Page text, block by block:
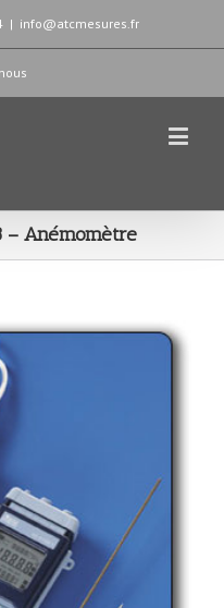
| info@atcmesures.fr
– Anémomètre